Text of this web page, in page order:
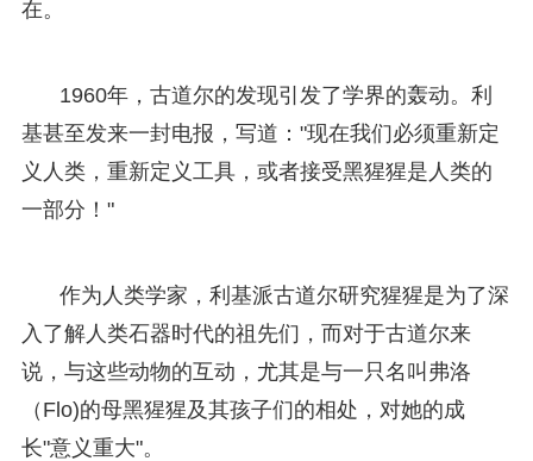
在。
1960年，古道尔的发现引发了学界的轰动。利
基甚至发来一封电报，写道："现在我们必须重新定
义人类，重新定义工具，或者接受黑猩猩是人类的
一部分！"
作为人类学家，利基派古道尔研究猩猩是为了深
入了解人类石器时代的祖先们，而对于古道尔来
说，与这些动物的互动，尤其是与一只名叫弗洛
（Flo)的母黑猩猩及其孩子们的相处，对她的成
长"意义重大"。